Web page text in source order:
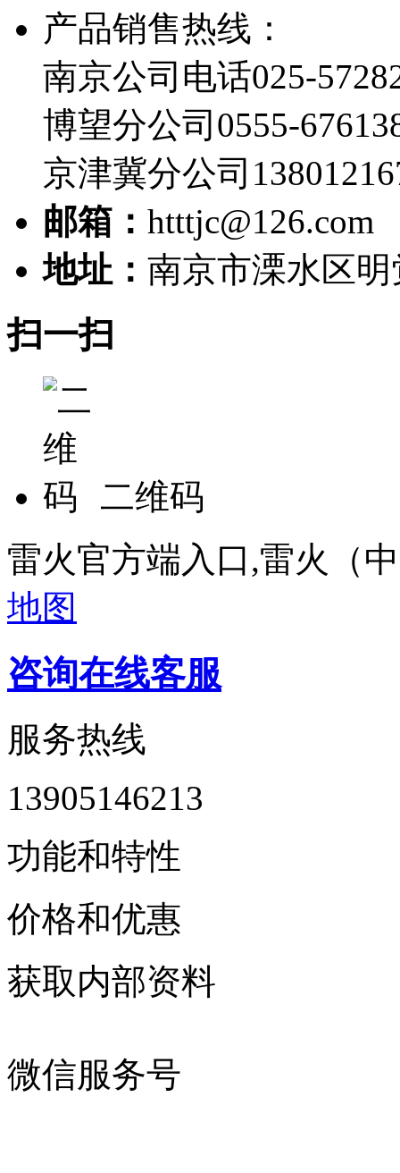
产品销售热线：
南京公司电话025-
博望分公司0555-
京津冀分公司
邮箱： htttjc@126.com
地址： 南京市溧水区
扫一扫
二维码
雷火官方端入口,雷火（
地图
咨询在线客服
服务热线
13905146213
功能和特性
价格和优惠
获取内部资料
微信服务号